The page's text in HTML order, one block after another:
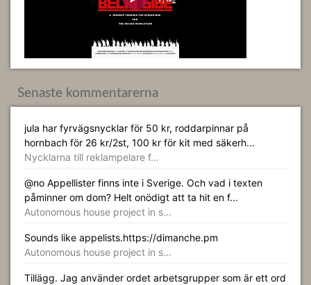
Senaste kommentarerna
jula har fyrvägsnycklar för 50 kr, roddarpinnar på
hornbach för 26 kr/2st, 100 kr för kit med säkerh...
Nycklarna till reklampelare f…
@no Appellister finns inte i Sverige. Och vad i texten
påminner om dom? Helt onödigt att ta hit en f...
Autonomous house project in s…
Sounds like appelists.https://dimanche.pm
Autonomous house project in s…
Tillägg. Jag använder ordet arbetsgrupper som är ett ord